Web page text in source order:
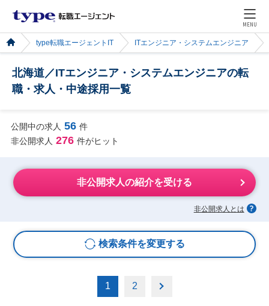
MENU
type転職エージェントIT ITエンジニア・システムエンジニア
北海道／ITエンジニア・システムエンジニアの転
職・求人・中途採用一覧
公開中の求人 56 件
非公開求人 276 件がヒット
非公開求人の紹介を受ける
非公開求人とは
検索条件を変更する
1 2